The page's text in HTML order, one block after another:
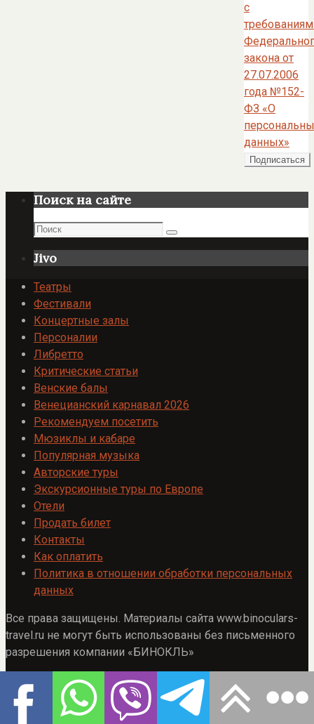
с
закона от
27.07.2006
года №152-
ФЗ «О
данных»
Поиск на сайте
Поиск
Поиск
Jivo
Театры
Фестивали
Концертные залы
Персоналии
Либретто
Критические статьи
Венские балы
Венецианский карнавал 2026
Рекомендуем посетить
Мюзиклы и кабаре
Популярная музыка
Авторские туры
Экскурсионные туры по Европе
Отели
Продать билет
Контакты
Как оплатить
Политика в отношении обработки персональных
данных
Все права защищены. Материалы сайта www.binoculars-
travel.ru не могут быть использованы без письменного
разрешения компании «БИНОКЛЬ»